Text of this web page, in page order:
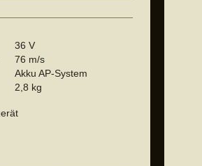
36 V
76 m/s
Akku AP-System
2,8 kg